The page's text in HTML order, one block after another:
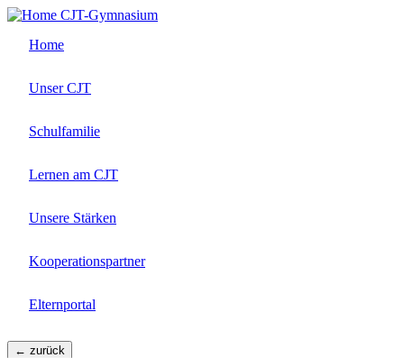
Direkt
Inhalt
CJT-Gymnasium
Home
Unser CJT
Schulfamilie
Lernen am CJT
Unsere Stärken
Kooperationspartner
Elternportal
← zurück